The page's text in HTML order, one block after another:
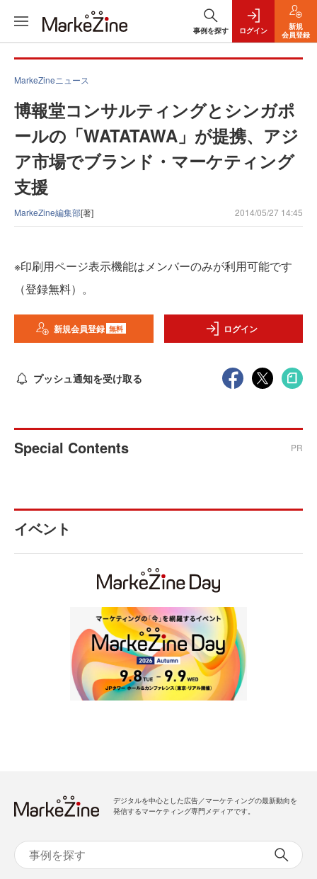
事例を探す ログイン
新規
会員登録
MarkeZineニュース
博報堂コンサルティングとシンガポ
ールの「WATATAWA」が提携、アジ
ア市場でブランド・マーケティング
支援
MarkeZine編集部[著] 2014/05/27 14:45
※印刷用ページ表示機能はメンバーのみが利用可能です
（登録無料）。
新規会員登録 無料 ログイン
プッシュ通知を受け取る
Special Contents PR
イベント
デジタルを中心とした広告／マーケティングの最新動向を
発信するマーケティング専門メディアです。